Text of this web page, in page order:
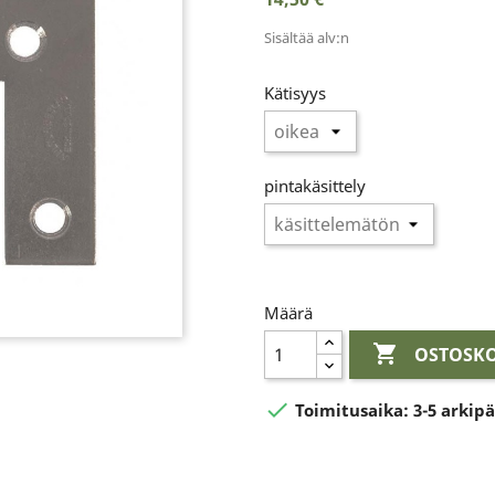
Sisältää alv:n
Kätisyys
pintakäsittely
Määrä

 Toimitusaika: 3-5